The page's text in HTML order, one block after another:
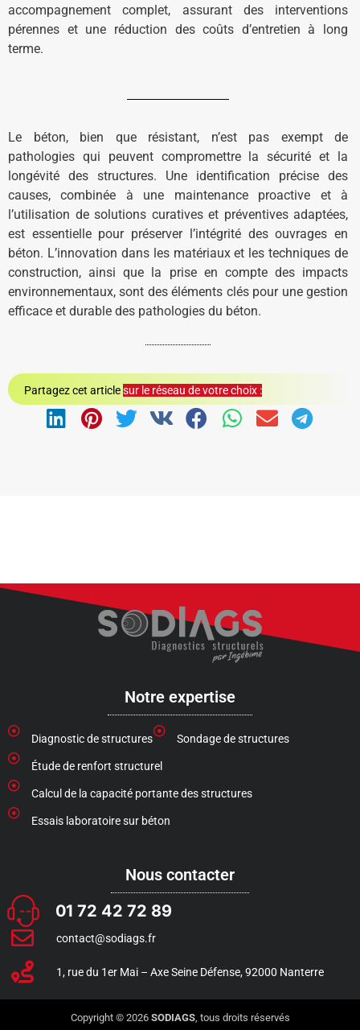
accompagnement complet, assurant des interventions
pérennes et une réduction des coûts d’entretien à long
terme.
Le béton, bien que résistant, n’est pas exempt de
pathologies qui peuvent compromettre la sécurité et la
longévité des structures. Une identification précise des
causes, combinée à une maintenance proactive et à
l’utilisation de solutions curatives et préventives adaptées,
est essentielle pour préserver l’intégrité des ouvrages en
béton. L’innovation dans les matériaux et les techniques de
construction, ainsi que la prise en compte des impacts
environnementaux, sont des éléments clés pour une gestion
efficace et durable des pathologies du béton.
Partagez cet article
Notre expertise
Nous contacter
Diagnostic de structures Sondage de structures
Étude de renfort structurel
Calcul de la capacité portante des structures
Essais laboratoire sur béton
01 72 42 72 89
contact@sodiags.fr
1, rue du 1er Mai – Axe Seine Défense, 92000 Nanterre
Copyright © 2026 SODIAGS, tous droits réservés